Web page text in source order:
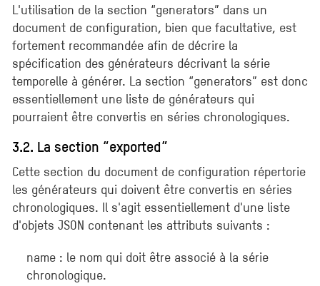
L'utilisation de la section “generators” dans un
document de configuration, bien que facultative, est
fortement recommandée afin de décrire la
spécification des générateurs décrivant la série
temporelle à générer. La section “generators” est donc
essentiellement une liste de générateurs qui
pourraient être convertis en séries chronologiques.
3.2. La section “exported”
Cette section du document de configuration répertorie
les générateurs qui doivent être convertis en séries
chronologiques. Il s'agit essentiellement d'une liste
d'objets JSON contenant les attributs suivants :
name : le nom qui doit être associé à la série
chronologique.